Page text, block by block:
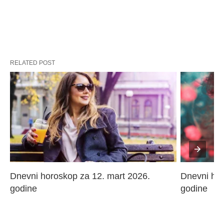
RELATED POST
Dnevni horoskop za 12. mart 2026.
godine
Dnevni
godine